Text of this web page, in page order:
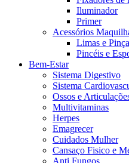
Iluminador
Primer
Acessórios
Limas e
Pincéis e
Bem-Estar
Sistema Digestivo
Sistema
Ossos e
Multivitaminas
Herpes
Emagrecer
Cuidados Mulher
Cansaço Fisico e
Anti Fungos